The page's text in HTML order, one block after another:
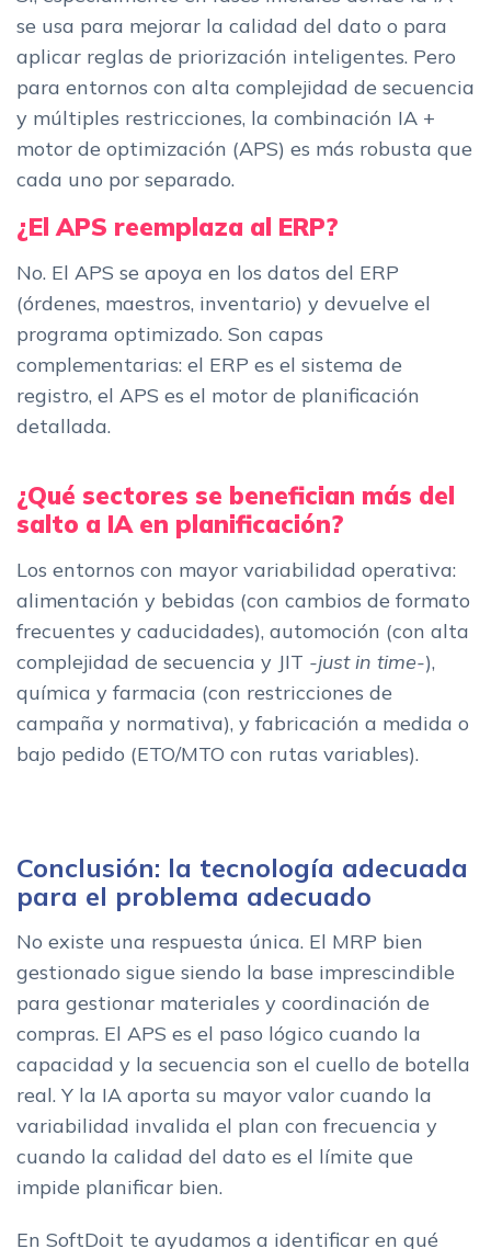
se usa para mejorar la calidad del dato o para
aplicar reglas de priorización inteligentes. Pero
para entornos con alta complejidad de secuencia
y múltiples restricciones, la combinación IA +
motor de optimización (APS) es más robusta que
cada uno por separado.
¿El APS reemplaza al ERP?
No. El APS se apoya en los datos del ERP
(órdenes, maestros, inventario) y devuelve el
programa optimizado. Son capas
complementarias: el ERP es el sistema de
registro, el APS es el motor de planificación
detallada.
¿Qué sectores se benefician más del
salto a IA en planificación?
Los entornos con mayor variabilidad operativa:
alimentación y bebidas (con cambios de formato
frecuentes y caducidades), automoción (con alta
complejidad de secuencia y JIT -just in time-),
química y farmacia (con restricciones de
campaña y normativa), y fabricación a medida o
bajo pedido (ETO/MTO con rutas variables).
Conclusión: la tecnología adecuada
para el problema adecuado
No existe una respuesta única. El MRP bien
gestionado sigue siendo la base imprescindible
para gestionar materiales y coordinación de
compras. El APS es el paso lógico cuando la
capacidad y la secuencia son el cuello de botella
real. Y la IA aporta su mayor valor cuando la
variabilidad invalida el plan con frecuencia y
cuando la calidad del dato es el límite que
impide planificar bien.
En SoftDoit te ayudamos a identificar en qué